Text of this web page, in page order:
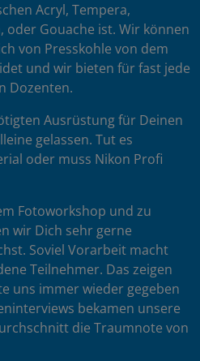
Acryl, Tempera,
oder Gouache ist. Wir können
von Presskohle von dem
und wir bieten für fast jede
Dozenten.
Ausrüstung für Deinen
gelassen. Tut es
oder muss Nikon Profi
Fotoworkshop und zu
wir Dich sehr gerne
Soviel Vorarbeit macht
Teilnehmer. Das zeigen
uns immer wieder gegeben
bekamen unsere
die Traumnote von